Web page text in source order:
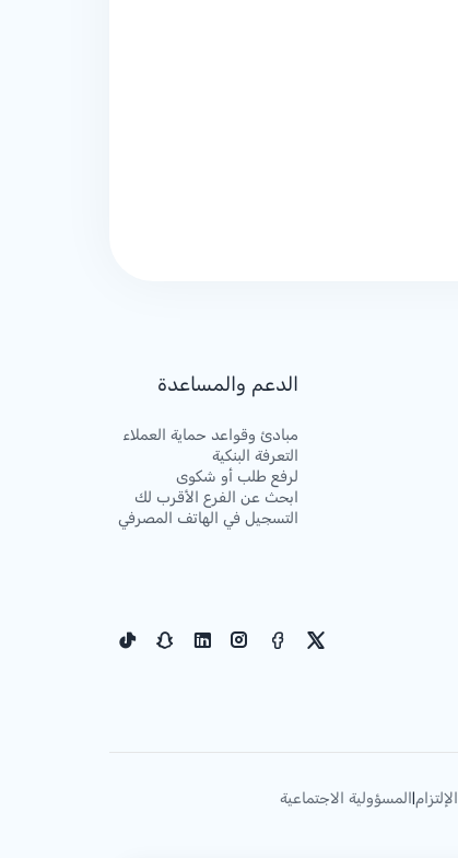
الدعم والمساعدة
مبادئ وقواعد حماية العملاء
التعرفة البنكية
لرفع طلب أو شكوى
ابحث عن الفرع الأقرب لك
التسجيل في الهاتف المصرفي
الإلتزام|المسؤولية الاجتماعية